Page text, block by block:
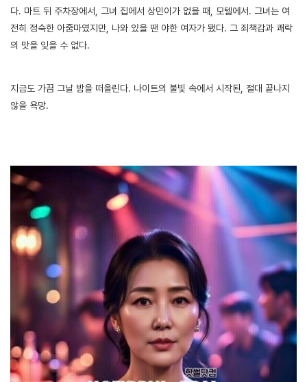
다. 마트 뒤 주차장에서, 그녀 집에서 상민이가 없을 때, 모텔에서. 그녀는 여
전히 정숙한 아줌마였지만, 나와 있을 땐 야한 여자가 됐다. 그 죄책감과 쾌락
의 맛을 잊을 수 없다.
지금도 가끔 그날 밤을 떠올린다. 나이트의 불빛 속에서 시작된, 절대 끝나지
않을 욕망.